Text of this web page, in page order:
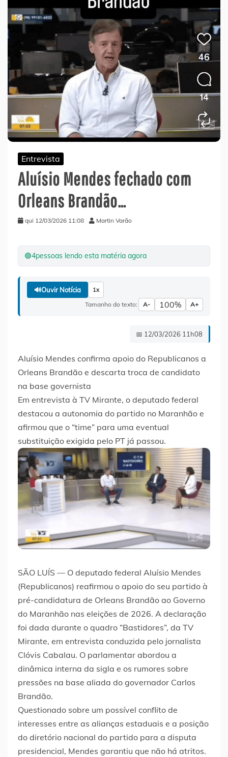
Entrevista
Aluísio Mendes fechado com
Orleans Brandão…
qui 12/03/2026 11:08 Martin Varão
🟢4pessoas lendo esta matéria agora
🔊Ouvir Notícia 1x
Tamanho do texto: A- 100% A+
📅 12/03/2026 11h08
Aluísio Mendes confirma apoio do Republicanos a
Orleans Brandão e descarta troca de candidato
na base governista
Em entrevista à TV Mirante, o deputado federal
destacou a autonomia do partido no Maranhão e
afirmou que o “time” para uma eventual
substituição exigida pelo PT já passou.
SÃO LUÍS — O deputado federal Aluísio Mendes
(Republicanos) reafirmou o apoio do seu partido à
pré-candidatura de Orleans Brandão ao Governo
do Maranhão nas eleições de 2026. A declaração
foi dada durante o quadro “Bastidores”, da TV
Mirante, em entrevista conduzida pelo jornalista
Clóvis Cabalau. O parlamentar abordou a
dinâmica interna da sigla e os rumores sobre
pressões na base aliada do governador Carlos
Brandão.
Questionado sobre um possível conflito de
interesses entre as alianças estaduais e a posição
do diretório nacional do partido para a disputa
presidencial, Mendes garantiu que não há atritos.